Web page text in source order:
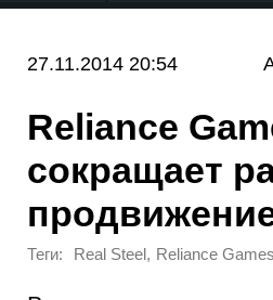
27.11.2014 20:54
Reliance
сокращает
Теги: Real Steel , Reliance Games